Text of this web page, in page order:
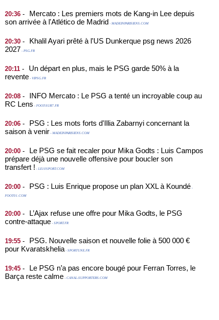
20:36 -
Mercato : Les premiers mots de Kang-in Lee depuis
son arrivée à l'Atlético de Madrid - MADEINPARISIENS.COM
20:30 -
Khalil Ayari prêté à l'US Dunkerque psg news 2026
2027 - PSG.FR
20:11 -
Un départ en plus, mais le PSG garde 50% à la
revente - VIPSG.FR
20:08 -
INFO Mercato : Le PSG a tenté un incroyable coup au
RC Lens - FOOT-SUR7.FR
20:06 -
PSG : Les mots forts d'Illia Zabarnyi concernant la
saison à venir - MADEINPARISIENS.COM
20:00 -
Le PSG se fait recaler pour Mika Godts : Luis Campos
prépare déjà une nouvelle offensive pour boucler son
transfert ! - LE10SPORT.COM
20:00 - PSG : Luis Enrique propose un plan XXL à Koundé -
FOOT01.COM
20:00 -
L’Ajax refuse une offre pour Mika Godts, le PSG
contre-attaque - SPORT.FR
19:55 -
PSG. Nouvelle saison et nouvelle folie à 500 000 €
pour Kvaratskhelia- SPORTUNE.FR
19:45 -
Le PSG n’a pas encore bougé pour Ferran Torres, le
Barça reste calme - CANAL-SUPPORTERS.COM